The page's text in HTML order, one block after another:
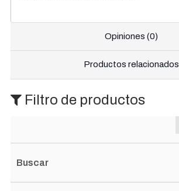
Opiniones (0)
Productos relacionados
Filtro de productos
Buscar